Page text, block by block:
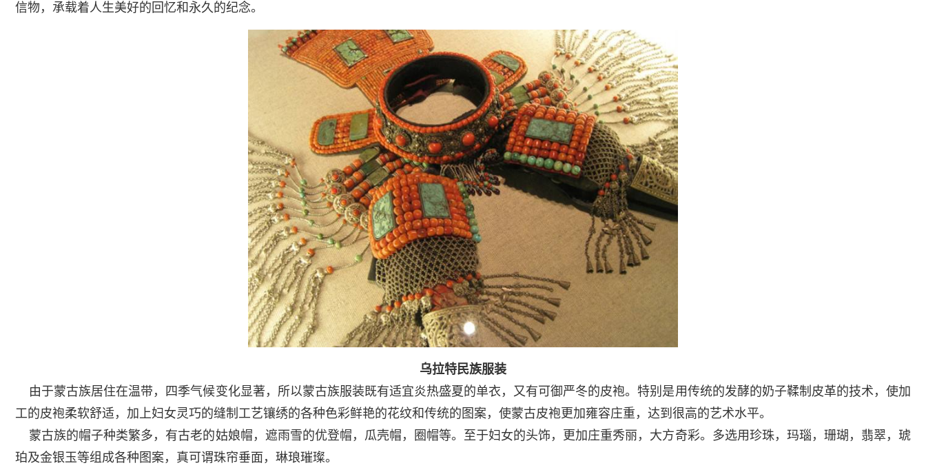
信物，承载着人生美好的回忆和永久的纪念。
乌拉特民族服装
由于蒙古族居住在温带，四季气候变化显著，所以蒙古族服装既有适宜炎热盛夏的单衣，又有可御严冬的皮袍。特别是用传统的发酵的奶子鞣制皮革的技术，使加
工的皮袍柔软舒适，加上妇女灵巧的缝制工艺镶绣的各种色彩鲜艳的花纹和传统的图案，使蒙古皮袍更加雍容庄重，达到很高的艺术水平。
蒙古族的帽子种类繁多，有古老的姑娘帽，遮雨雪的优登帽，瓜壳帽，圈帽等。至于妇女的头饰，更加庄重秀丽，大方奇彩。多选用珍珠，玛瑙，珊瑚，翡翠，琥
珀及金银玉等组成各种图案，真可谓珠帘垂面，琳琅璀璨。